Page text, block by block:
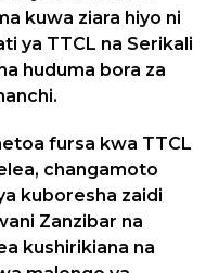
kuwa ziara hiyo ni
ya TTCL na Serikali
huduma bora za
fursa kwa TTCL
changamoto
kuboresha zaidi
Zanzibar na
kushirikiana na